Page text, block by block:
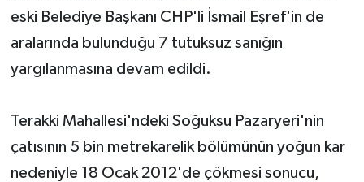
eski Belediye Başkanı CHP'li İsmail Eşref'in de
aralarında bulunduğu 7 tutuksuz sanığın
yargılanmasına devam edildi.
Terakki Mahallesi'ndeki Soğuksu Pazaryeri'nin
çatısının 5 bin metrekarelik bölümünün yoğun kar
nedeniyle 18 Ocak 2012'de çökmesi sonucu,